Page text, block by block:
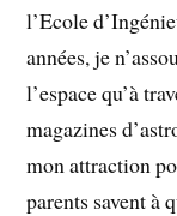
l’Ecole
années, je
l’espace qu’à
magazines
mon attraction
parents savent à